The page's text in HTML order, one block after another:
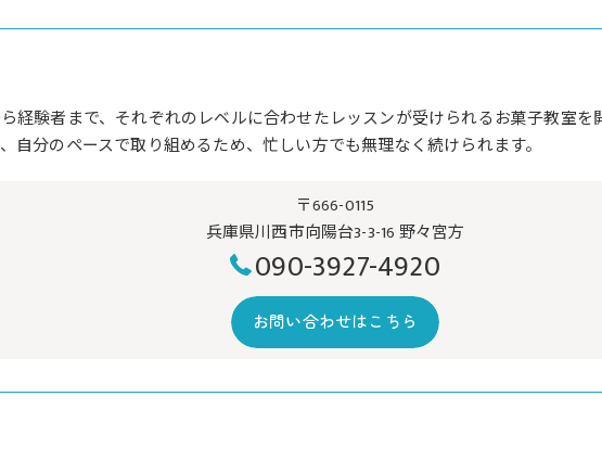
経験者まで、それぞれのレベルに合わせたレッスンが受けられるお菓子教室
自分のペースで取り組めるため、忙しい方でも無理なく続けられます。
〒666-0115
兵庫県川西市向陽台3-3-16 野々宮方
090-3927-4920
お問い合わせはこちら